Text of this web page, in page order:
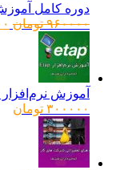
دوره کامل آموزش
۹۶۰۰۰۰ تومانقیمت
آموزش نرم‌افزار Etap به صورت تصویری
۳۰۰۰۰۰ تومان